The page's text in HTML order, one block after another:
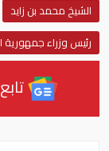
الشيخ محمد بن زايد
رئيس وزراء جمهورية